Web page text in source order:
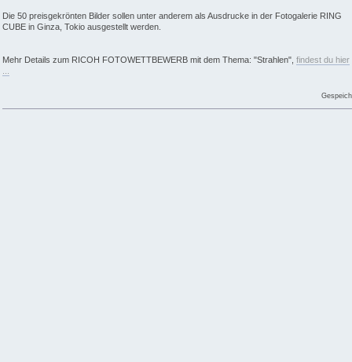
Die 50 preisgekrönten Bilder sollen unter anderem als Ausdrucke in der Fotogalerie RING
CUBE in Ginza, Tokio ausgestellt werden.
Mehr Details zum RICOH FOTOWETTBEWERB mit dem Thema: "Strahlen", findest du hier